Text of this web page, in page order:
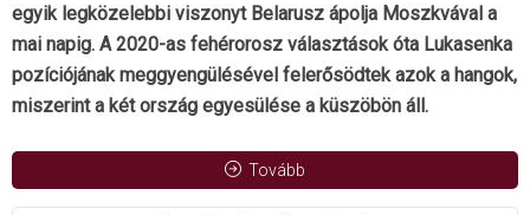
egyik legközelebbi viszonyt Belarusz ápolja Moszkvával a
mai napig. A 2020-as fehérorosz választások óta Lukasenka
pozíciójának meggyengülésével felerősödtek azok a hangok,
miszerint a két ország egyesülése a küszöbön áll.
Tovább